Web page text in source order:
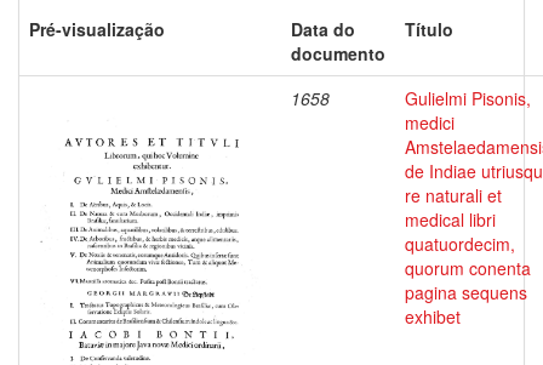
Pré-visualização
Data do
documento
Título
1658
Gulielmi Pisonis,
medici
de Indiae
re naturali et
medical libri
quatuordecim,
quorum conenta
pagina sequens
exhibet